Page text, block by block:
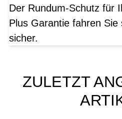
Der Rundum-Schutz für
Plus Garantie fahren Sie
sicher.
ZULETZT